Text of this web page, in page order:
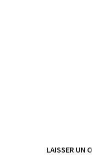
LAISSER UN